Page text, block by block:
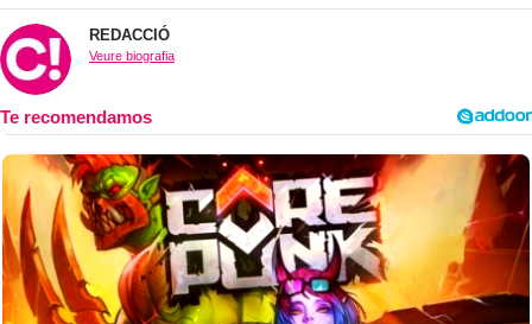
REDACCIÓ
Veure biografia